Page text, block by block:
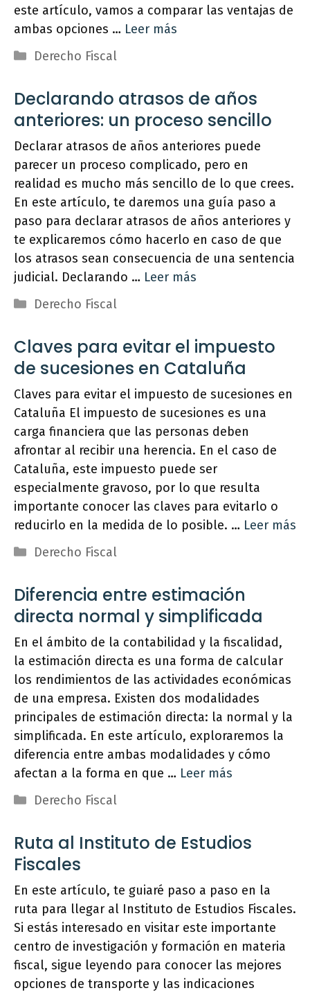
este artículo, vamos a comparar las ventajas de
ambas opciones … Leer más
Categorías
Derecho Fiscal
Declarando atrasos de años
anteriores: un proceso sencillo
Declarar atrasos de años anteriores puede
parecer un proceso complicado, pero en
realidad es mucho más sencillo de lo que crees.
En este artículo, te daremos una guía paso a
paso para declarar atrasos de años anteriores y
te explicaremos cómo hacerlo en caso de que
los atrasos sean consecuencia de una sentencia
judicial. Declarando … Leer más
Categorías
Derecho Fiscal
Claves para evitar el impuesto
de sucesiones en Cataluña
Claves para evitar el impuesto de sucesiones en
Cataluña El impuesto de sucesiones es una
carga financiera que las personas deben
afrontar al recibir una herencia. En el caso de
Cataluña, este impuesto puede ser
especialmente gravoso, por lo que resulta
importante conocer las claves para evitarlo o
reducirlo en la medida de lo posible. … Leer más
Categorías
Derecho Fiscal
Diferencia entre estimación
directa normal y simplificada
En el ámbito de la contabilidad y la fiscalidad,
la estimación directa es una forma de calcular
los rendimientos de las actividades económicas
de una empresa. Existen dos modalidades
principales de estimación directa: la normal y la
simplificada. En este artículo, exploraremos la
diferencia entre ambas modalidades y cómo
afectan a la forma en que … Leer más
Categorías
Derecho Fiscal
Ruta al Instituto de Estudios
Fiscales
En este artículo, te guiaré paso a paso en la
ruta para llegar al Instituto de Estudios Fiscales.
Si estás interesado en visitar este importante
centro de investigación y formación en materia
fiscal, sigue leyendo para conocer las mejores
opciones de transporte y las indicaciones